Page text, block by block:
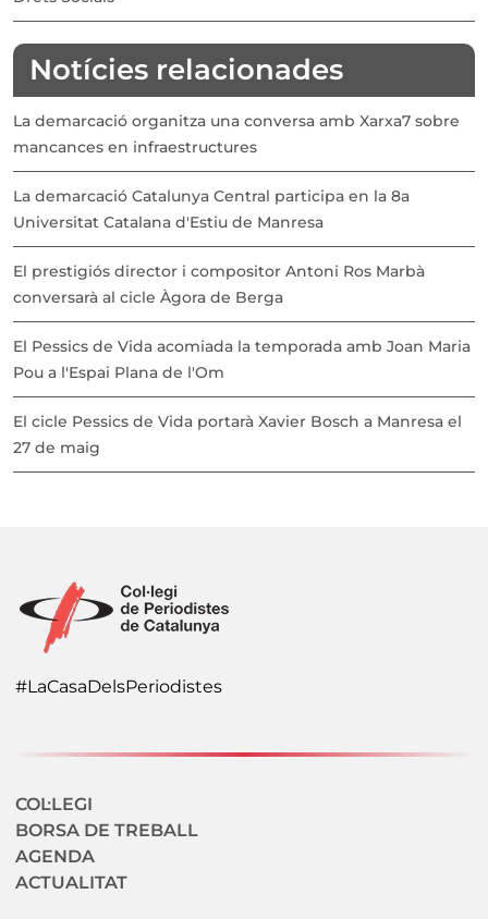
Notícies relacionades
La demarcació organitza una conversa amb Xarxa7 sobre
mancances en infraestructures
La demarcació Catalunya Central participa en la 8a
Universitat Catalana d'Estiu de Manresa
El prestigiós director i compositor Antoni Ros Marbà
conversarà al cicle Àgora de Berga
El Pessics de Vida acomiada la temporada amb Joan Maria
Pou a l'Espai Plana de l'Om
El cicle Pessics de Vida portarà Xavier Bosch a Manresa el
27 de maig
#LaCasaDelsPeriodistes
Navegació secundaria
COL·LEGI
BORSA DE TREBALL
AGENDA
ACTUALITAT